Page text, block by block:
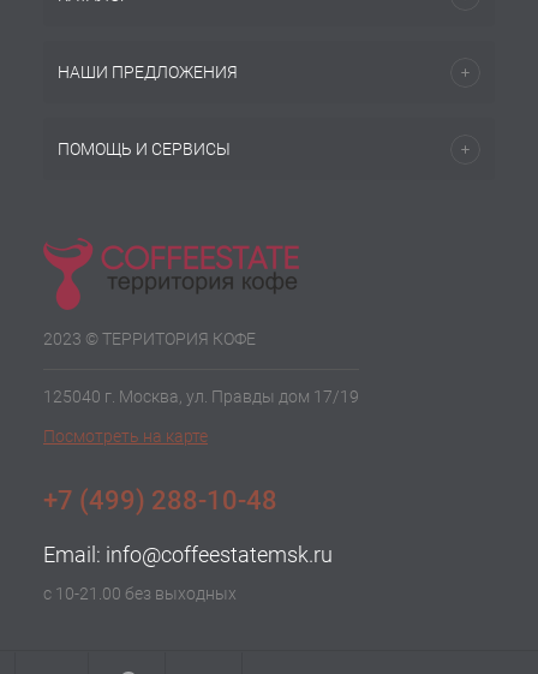
НАШИ ПРЕДЛОЖЕНИЯ
ПОМОЩЬ И СЕРВИСЫ
2023 © ТЕРРИТОРИЯ КОФЕ
125040 г. Москва, ул. Правды дом 17/19
Посмотреть на карте
+7 (499) 288-10-48
Email: info@coffeestatemsk.ru
с 10-21.00 без выходных